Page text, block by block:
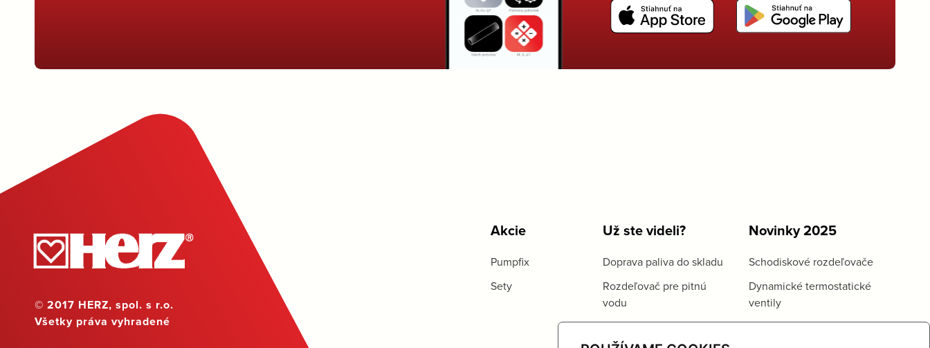
© 2017 HERZ, spol. s r.o.
Všetky práva vyhradené
Akcie
Pumpfix
Sety
Už ste videli?
Doprava paliva do skladu
Rozdeľovač pre pitnú
vodu
Novinky 2025
Schodiskové rozdeľovače
Dynamické termostatické
ventily